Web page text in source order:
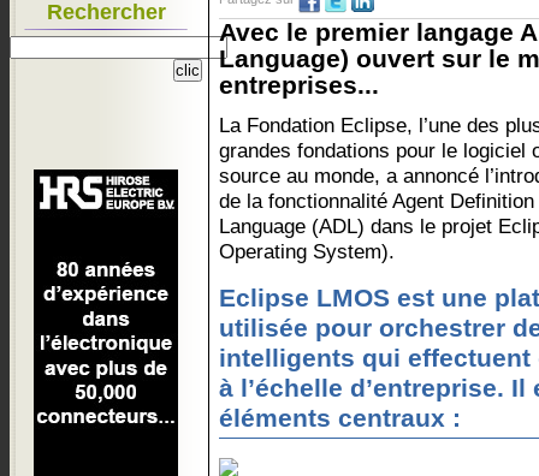
Rechercher
Avec le premier langage
Language) ouvert sur le
entreprises...
La Fondation Eclipse, l’une des
grandes fondations pour le logiciel
source au monde, a annoncé
de la fonctionnalité Agent Definition
Language (ADL) dans le projet
Operating System).
Eclipse LMOS est une
utilisée pour orchestrer
intelligents qui
à l’échelle d’entreprise.
éléments centraux :